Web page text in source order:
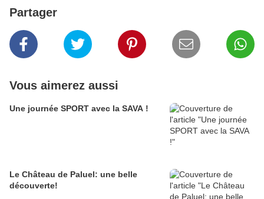
Partager
Vous aimerez aussi
Une journée SPORT avec la SAVA !
Le Château de Paluel: une belle
découverte!